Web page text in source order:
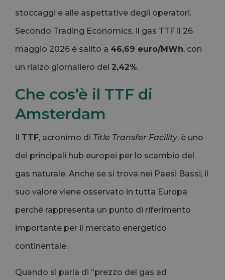
stoccaggi e alle aspettative degli operatori.
Secondo Trading Economics, il gas TTF il 26
maggio 2026 è salito a 46,69 euro/MWh, con
un rialzo giornaliero del 2,42%.
Che cos’è il TTF di
Amsterdam
Il TTF, acronimo di Title Transfer Facility, è uno
dei principali hub europei per lo scambio del
gas naturale. Anche se si trova nei Paesi Bassi, il
suo valore viene osservato in tutta Europa
perché rappresenta un punto di riferimento
importante per il mercato energetico
continentale.
Quando si parla di “prezzo del gas ad